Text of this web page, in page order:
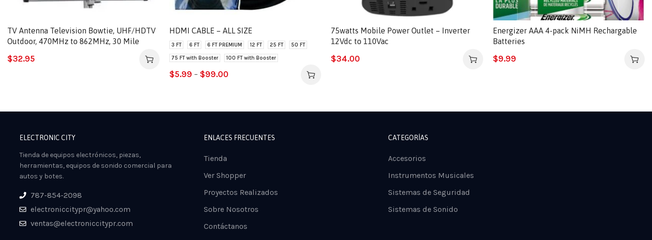
TV Antenna Television Bowtie, UHF/HDTV
Outdoor, 470MHz to 862MHz, 30 Mile
$32.95
HDMI CABLE – ALL SIZE
3 FT 6 FT 6 FT PREMIUM 12 FT 25 FT 50 FT
75 FT with Booster 100 FT with Booster
$5.99 – $99.00
75watts Mobile Power Outlet – Inverter
12Vdc to 110Vac
$34.00
Energizer AAA 4-pack NiMH Rechargable
Batteries
$9.99
ELECTRONIC CITY
Tienda de equipos electrónicos, piezas,
herramientas, equipos de sonido comercial para
autos y botes.
787-854-2098
electroniccitypr@yahoo.com
ventas@electroniccitypr.com
ENLACES FRECUENTES
Tienda
Ver Shopper
Proyectos Realizados
Sobre Nosotros
Contáctanos
CATEGORÍAS
Accesorios
Instrumentos Musicales
Sistemas de Seguridad
Sistemas de Sonido